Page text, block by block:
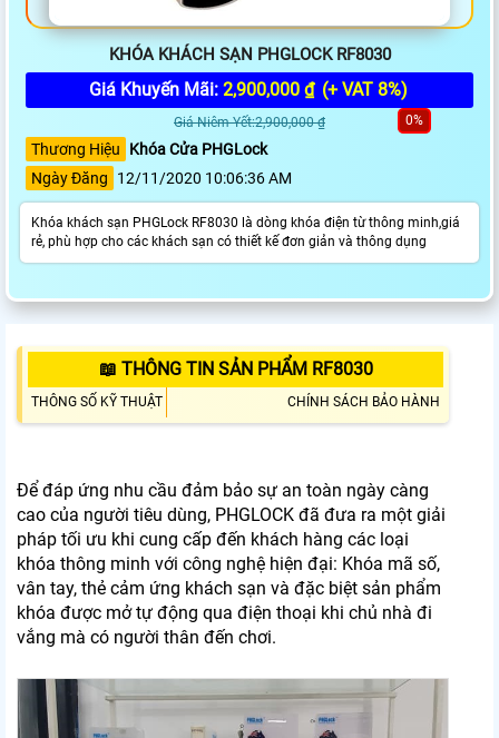
KHÓA KHÁCH SẠN PHGLOCK RF8030
Giá Khuyến Mãi: 2,900,000 ₫ (+ VAT 8%)
Giá Niêm Yết:2,900,000 ₫ 0%
Thương Hiệu
Khóa Cửa PHGLock
Ngày Đăng
12/11/2020 10:06:36 AM
Khóa khách sạn PHGLock RF8030 là dòng khóa điện từ thông minh,giá
rẻ, phù hợp cho các khách sạn có thiết kế đơn giản và thông dụng
📖 THÔNG TIN SẢN PHẨM RF8030
THÔNG SỐ KỸ THUẬT CHÍNH SÁCH BẢO HÀNH
Để đáp ứng nhu cầu đảm bảo sự an toàn ngày càng
cao của người tiêu dùng, PHGLOCK đã đưa ra một giải
pháp tối ưu khi cung cấp đến khách hàng các loại
khóa thông minh với công nghệ hiện đại: Khóa mã số,
vân tay, thẻ cảm ứng khách sạn và đặc biệt sản phẩm
khóa được mở tự động qua điện thoại khi chủ nhà đi
vắng mà có người thân đến chơi.